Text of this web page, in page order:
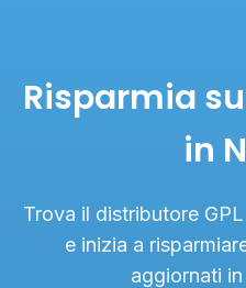
Risparmia
in
Trova il distributore
e inizia a
aggiornati